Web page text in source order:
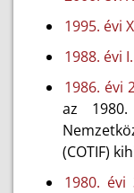
1995. évi
1988. évi
1986. évi
az
(COTIF)
1980.